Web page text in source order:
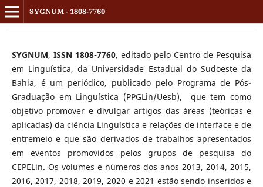
SYGNUM - 1808-7760
SYGNUM, ISSN 1808-7760, editado pelo Centro de Pesquisa
em Linguística, da Universidade Estadual do Sudoeste da
Bahia, é um periódico, publicado pelo Programa de Pós-
Graduação em Linguística (PPGLin/Uesb), que tem como
objetivo promover e divulgar artigos das áreas (teóricas e
aplicadas) da ciência Linguística e relações de interface e de
entremeio e que são derivados de trabalhos apresentados
em eventos promovidos pelos grupos de pesquisa do
CEPELin. Os volumes e números dos anos 2013, 2014, 2015,
2016, 2017, 2018, 2019, 2020 e 2021 estão sendo inseridos e